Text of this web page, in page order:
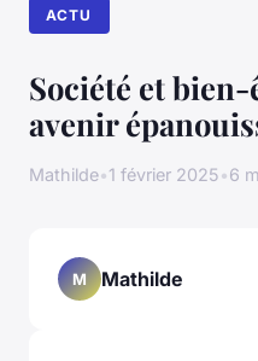
ACTU
Société et
avenir
Mathilde•1 février 2025•6
M Mathilde